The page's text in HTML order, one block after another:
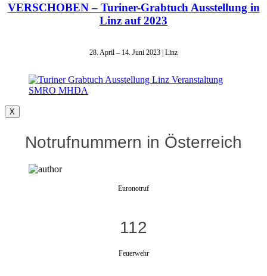
VERSCHOBEN – Turiner-Grabtuch Ausstellung in
Linz auf 2023
28. April – 14. Juni 2023 | Linz
X
Notrufnummern in Österreich
Euronotruf
112
Feuerwehr